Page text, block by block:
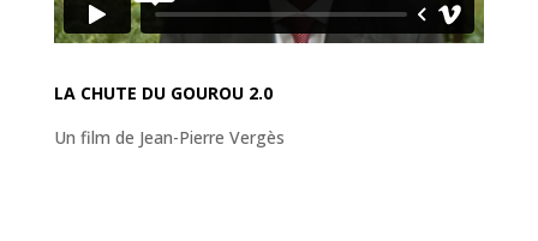
LA CHUTE DU GOUROU 2.0
Un film de Jean-Pierre Vergès